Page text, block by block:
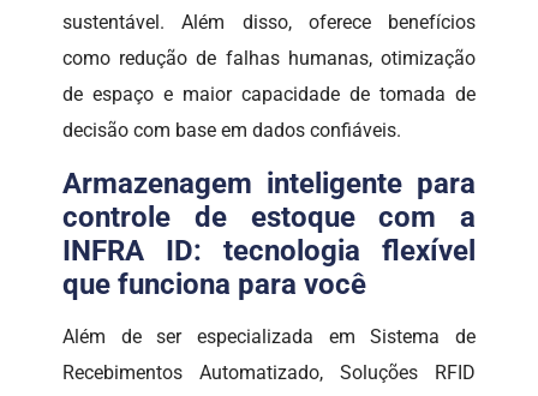
sustentável. Além disso, oferece benefícios
como redução de falhas humanas, otimização
de espaço e maior capacidade de tomada de
decisão com base em dados confiáveis.
Armazenagem inteligente para
controle de estoque com a
INFRA ID: tecnologia flexível
que funciona para você
Além de ser especializada em Sistema de
Recebimentos Automatizado, Soluções RFID